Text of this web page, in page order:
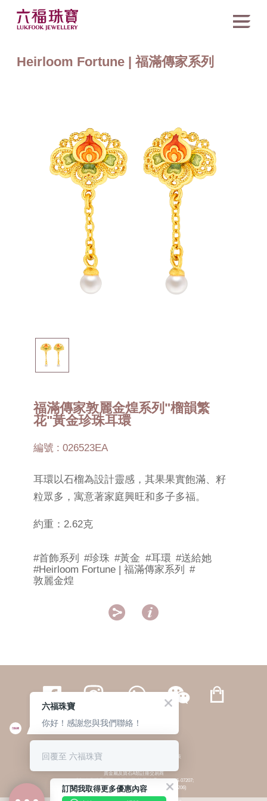
Heirloom Fortune | 福滿傳家系列
福滿傳家敦麗金煌系列"榴韻繁
花"黃金珍珠耳環
編號 : 026523EA
耳環以石榴為設計靈感，其果果實飽滿、籽
粒眾多，寓意著家庭興旺和多子多福。
約重：2.62克
#首飾系列 #珍珠 #黃金 #耳環 #送給她
#Heirloom Fortune | 福滿傳家系列
#
敦麗金煌
 
繁體 | 簡体
© 六福集團 版權所有 不得轉載 私隱政策
貴金屬及寶石A類註冊交易商
(六福企業禮品(國際)有限公司-註冊號碼:A-B-24-05-07207;
六福電子商貿有限公司-註冊號碼:A-B-24-05-07206)
貴金屬及寶石B類註冊交易商
訂閱我取得更多優惠內容
六福珠寶
你好！感謝您與我們聯絡！
回覆至 六福珠寶